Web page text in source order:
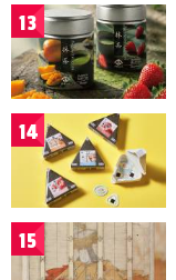
13
14
15